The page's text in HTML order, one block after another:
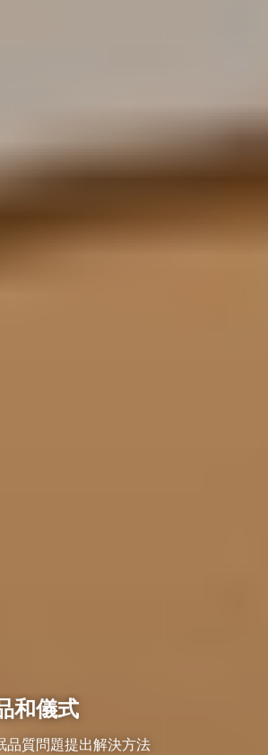
和儀式
品質問題提出解決方法